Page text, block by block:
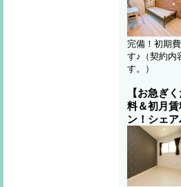
完備！初期
す♪（契約内
す。）
【お急ぎ
料＆初月
ン！シェ